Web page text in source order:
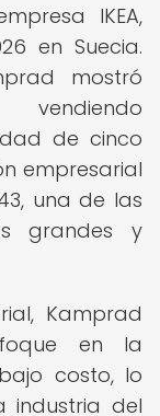
IKEA,
en Suecia.
mostró
vendiendo
de cinco
empresarial
una de las
grandes y
Kamprad
en la
costo, lo
industria del